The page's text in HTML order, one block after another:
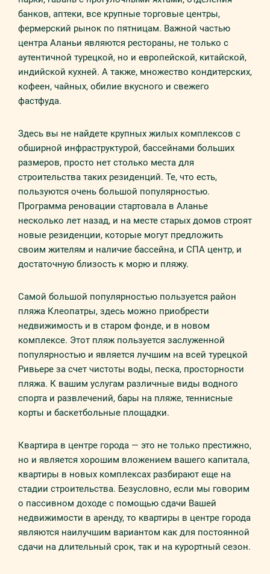
банков, аптеки, все крупные торговые центры,
фермерский рынок по пятницам. Важной частью
центра Аланьи являются рестораны, не только с
аутентичной турецкой, но и европейской, китайской,
индийской кухней. А также, множество кондитерских,
кофеен, чайных, обилие вкусного и свежего
фастфуда.
Здесь вы не найдете крупных жилых комплексов с
обширной инфраструктурой, бассейнами больших
размеров, просто нет столько места для
строительства таких резиденций. Те, что есть,
пользуются очень большой популярностью.
Программа реновации стартовала в Аланье
несколько лет назад, и на месте старых домов строят
новые резиденции, которые могут предложить
своим жителям и наличие бассейна, и СПА центр, и
достаточную близость к морю и пляжу.
Самой большой популярностью пользуется район
пляжа Клеопатры, здесь можно приобрести
недвижимость и в старом фонде, и в новом
комплексе. Этот пляж пользуется заслуженной
популярностью и является лучшим на всей турецкой
Ривьере за счет чистоты воды, песка, просторности
пляжа. К вашим услугам различные виды водного
спорта и развлечений, бары на пляже, теннисные
корты и баскетбольные площадки.
Квартира в центре города — это не только престижно,
но и является хорошим вложением вашего капитала,
квартиры в новых комплексах разбирают еще на
стадии строительства. Безусловно, если мы говорим
о пассивном доходе с помощью сдачи Вашей
недвижимости в аренду, то квартиры в центре города
являются наилучшим вариантом как для постоянной
сдачи на длительный срок, так и на курортный сезон.